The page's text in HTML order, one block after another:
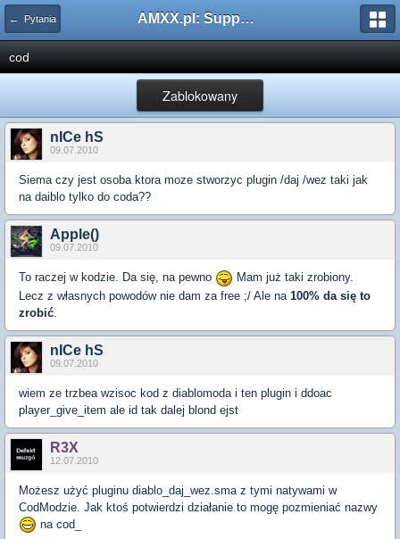
← Pytania AMXX.pl: Support AMX Mod X i SourceMod
cod
Zablokowany
nICe hS
09.07.2010
Siema czy jest osoba ktora moze stworzyc plugin /daj /wez taki jak
na daiblo tylko do coda??
Apple()
09.07.2010
To raczej w kodzie. Da się, na pewno
Mam już taki zrobiony.
Lecz z własnych powodów nie dam za free ;/ Ale na 100% da się to
zrobić
nICe hS
09.07.2010
wiem ze trzbea wzisoc kod z diablomoda i ten plugin i ddoac
player_give_item ale id tak dalej blond ejst
R3X
12.07.2010
Możesz użyć pluginu diablo_daj_wez.sma z tymi natywami w
CodModzie. Jak ktoś potwierdzi działanie to mogę pozmieniać nazwy
na cod_